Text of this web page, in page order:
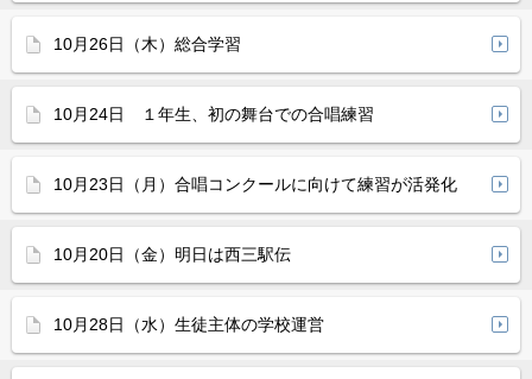
10月26日（木）総合学習
10月24日 １年生、初の舞台での合唱練習
10月23日（月）合唱コンクールに向けて練習が活発化
10月20日（金）明日は西三駅伝
10月28日（水）生徒主体の学校運営